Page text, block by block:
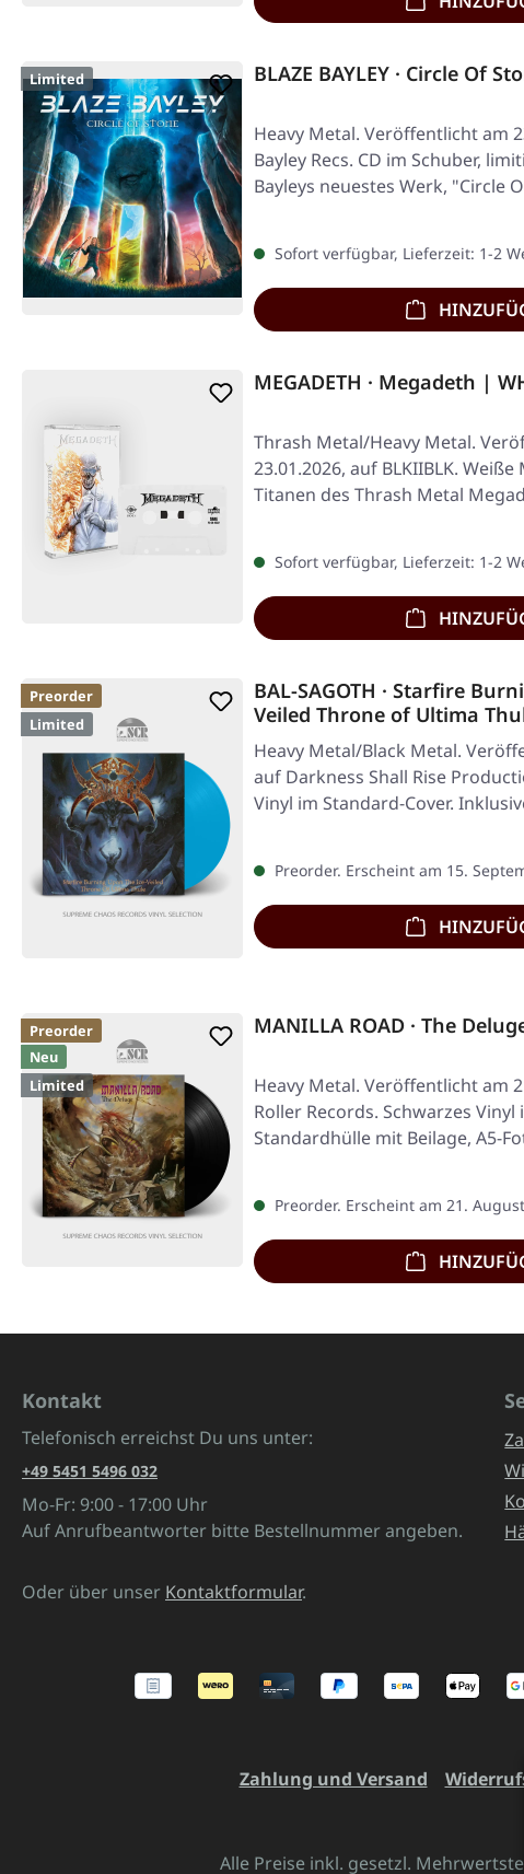
Limited BLAZE BAYLEY · Circle Of
Heavy Metal. Veröffentlicht am
Bayley Recs. CD im Schuber,
Bayleys neuestes Werk, "Circle
Sofort verfügbar, Lieferzeit: 1-2
MEGADETH · Megadeth |
Thrash Metal/Heavy Metal.
23.01.2026, auf BLKIIBLK.
Titanen des Thrash Metal
Sofort verfügbar, Lieferzeit: 1-2
Preorder
Limited
BAL-SAGOTH · Starfire
Veiled Throne of Ultima
Heavy Metal/Black Metal.
auf Darkness Shall Rise
Vinyl im Standard-Cover.
Preorder. Erscheint am 15.
Preorder
Neu
Limited
MANILLA ROAD · The
Heavy Metal. Veröffentlicht am
Roller Records. Schwarzes
Standardhülle mit Beilage, A5-
Preorder. Erscheint am 21.
Kontakt
Telefonisch erreichst Du uns unter:
+49 5451 5496 032
Mo-Fr: 9:00 - 17:00 Uhr
Auf Anrufbeantworter bitte Bestellnummer angeben.
Oder über unser Kontaktformular.
Zahlung und Versand
Alle Preise inkl. gesetzl.